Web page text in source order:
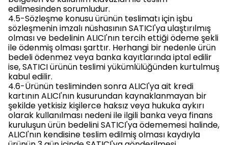
edilmesinden sorumludur.
4.5-Sözleşme konusu ürünün teslimatı için işbu
sözleşmenin imzalı nüshasının SATICI'ya ulaştırılmış
olması ve bedelinin ALICI'nın tercih ettiği ödeme şekli
ile ödenmiş olması şarttır. Herhangi bir nedenle ürün
bedeli ödenmez veya banka kayıtlarında iptal edilir
ise, SATICI ürünün teslimi yükümlülüğünden kurtulmuş
kabul edilir.
4.6-Ürünün tesliminden sonra ALICI'ya ait kredi
kartının ALICI'nın kusurundan kaynaklanmayan bir
şekilde yetkisiz kişilerce haksız veya hukuka aykırı
olarak kullanılması nedeni ile ilgili banka veya finans
kuruluşun ürün bedelini SATICI'ya ödememesi halinde,
ALICI'nın kendisine teslim edilmiş olması kaydıyla